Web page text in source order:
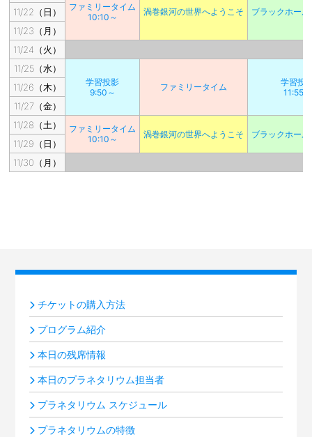
ファミリータイム
10:10～
渦巻銀河の世界へようこそ ブラックホー
11/22（日）
11/23（月）
11/24（火）
11/25（水）
学習投影
9:50～
ファミリータイム
学習投
11:55～
11/26（木）
11/27（金）
11/28（土）
ファミリータイム
10:10～
渦巻銀河の世界へようこそ ブラックホー
11/29（日）
11/30（月）
チケットの購入方法
プログラム紹介
本日の残席情報
本日のプラネタリウム担当者
プラネタリウム スケジュール
プラネタリウムの特徴